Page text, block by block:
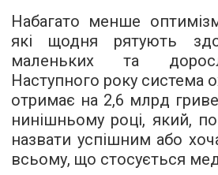
Набагато менше
які щодня рятують
маленьких та
Наступного року система
отримає на 2,6 млрд
нинішньому році, який,
назвати успішним або
всьому, що стосується